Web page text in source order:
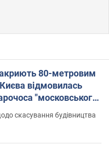
80-метровим
відмовилась
"московського
скасування будівництва